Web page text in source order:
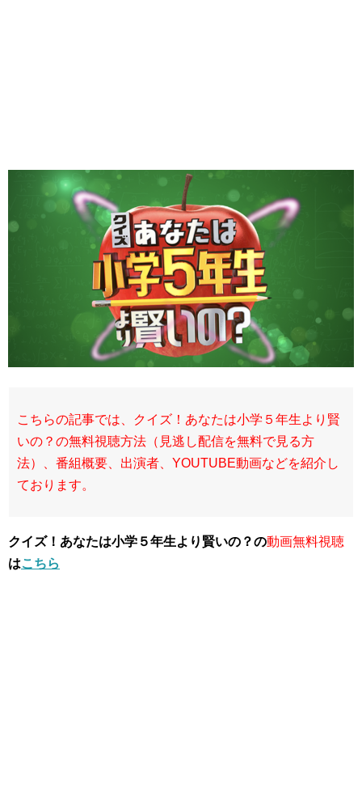
こちらの記事では、クイズ！あなたは小学５年生より賢
いの？の無料視聴方法（見逃し配信を無料で見る方
法）、番組概要、出演者、YOUTUBE動画などを紹介し
ております。
クイズ！あなたは小学５年生より賢いの？の動画無料視聴
はこちら